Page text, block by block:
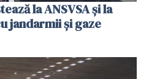
la ANSVSA și la
jandarmii și gaze